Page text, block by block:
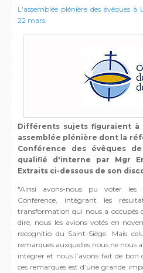
L'assemblée plénière des évêques à
22 mars.
Différents sujets figuraient
assemblée plénière dont la
Conférence des évêques
qualifié d'interne par Mgr
Extraits ci-dessous de son
"Ainsi avons-nous pu voter les
Conférence, intégrant les
transformation qui nous a occupés
dire, nous les avions votés en
recognitio du Saint-Siège. Mais
remarques auxquelles nous ne nous
intégrer et nous l’avons fait de
ces remarques est d’une grande